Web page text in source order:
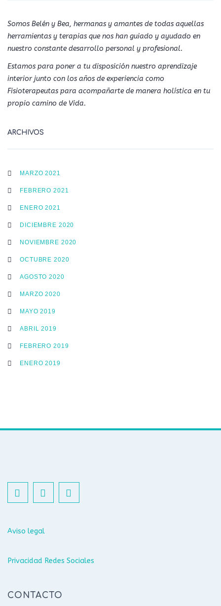
Somos Belén y Bea, hermanas y amantes de todas aquellas
herramientas y terapias que nos han guiado y ayudado en
nuestro constante desarrollo personal y profesional.
Estamos para poner a tu disposición nuestro aprendizaje
interior junto con los años de experiencia como
Fisioterapeutas para acompañarte de manera holística en tu
propio camino de Vida.
ARCHIVOS
MARZO 2021
FEBRERO 2021
ENERO 2021
DICIEMBRE 2020
NOVIEMBRE 2020
OCTUBRE 2020
AGOSTO 2020
MARZO 2020
MAYO 2019
ABRIL 2019
FEBRERO 2019
ENERO 2019
Aviso legal
Privacidad Redes Sociales
CONTACTO